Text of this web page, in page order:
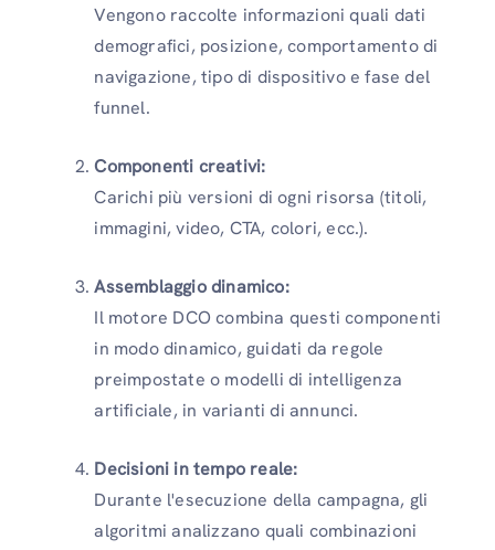
Vengono raccolte informazioni quali dati
demografici, posizione, comportamento di
navigazione, tipo di dispositivo e fase del
funnel.
Componenti creativi:
Carichi più versioni di ogni risorsa (titoli,
immagini, video, CTA, colori, ecc.).
Assemblaggio dinamico:
Il motore DCO combina questi componenti
in modo dinamico, guidati da regole
preimpostate o modelli di intelligenza
artificiale, in varianti di annunci.
Decisioni in tempo reale:
Durante l'esecuzione della campagna, gli
algoritmi analizzano quali combinazioni